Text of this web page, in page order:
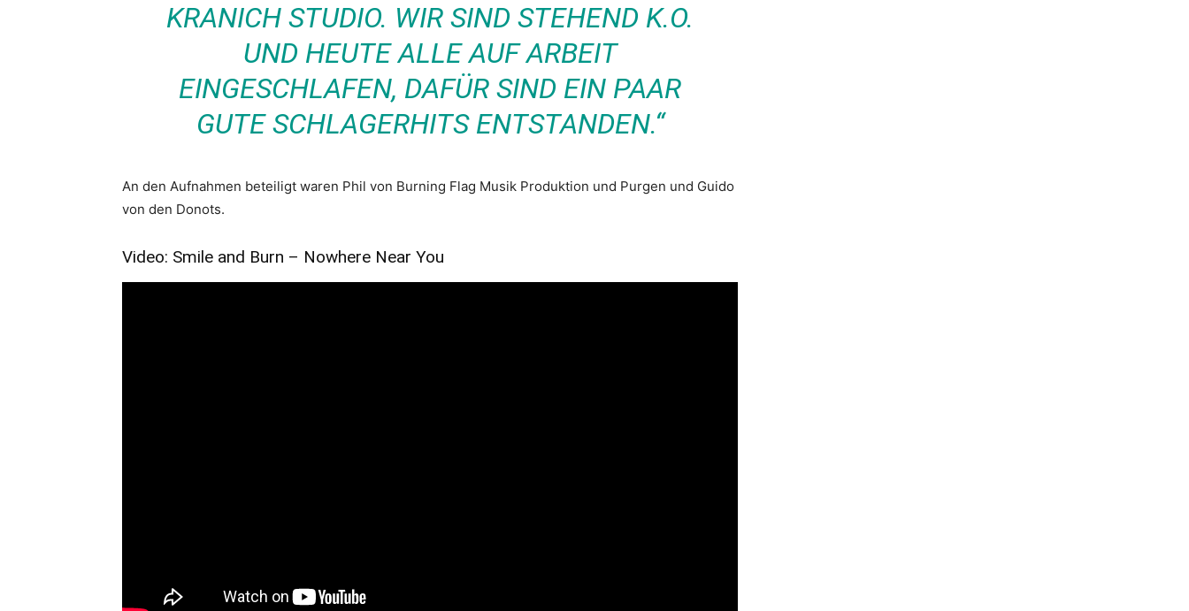
KRANICH STUDIO. WIR SIND STEHEND K.O.
UND HEUTE ALLE AUF ARBEIT
EINGESCHLAFEN, DAFÜR SIND EIN PAAR
GUTE SCHLAGERHITS ENTSTANDEN.“
An den Aufnahmen beteiligt waren Phil von Burning Flag Musik Produktion und Purgen und Guido
von den Donots.
Video: Smile and Burn – Nowhere Near You